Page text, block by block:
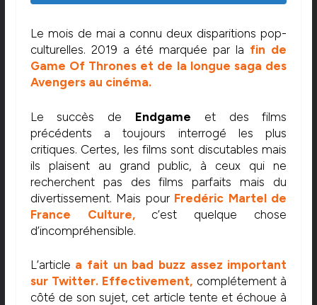
Le mois de mai a connu deux disparitions pop-
culturelles. 2019 a été marquée par la fin de
Game Of Thrones et de la longue saga des
Avengers au cinéma.
Le succès de Endgame et des films
précédents a toujours interrogé les plus
critiques. Certes, les films sont discutables mais
ils plaisent au grand public, à ceux qui ne
recherchent pas des films parfaits mais du
divertissement. Mais pour Fredéric Martel de
France Culture,c’est quelque chose
d’incompréhensible.
L’article a fait un bad buzz assez important
sur Twitter. Effectivement, complétement à
côté de son sujet, cet article tente et échoue à